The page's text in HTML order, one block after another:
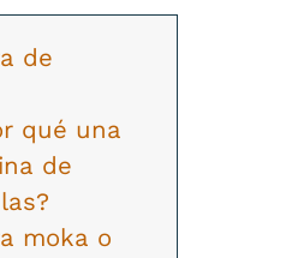
de
qué una
de
moka o